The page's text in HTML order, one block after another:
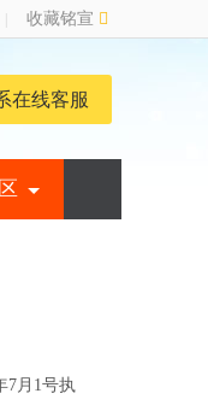
收藏铭宣
在线客服
7月1号执